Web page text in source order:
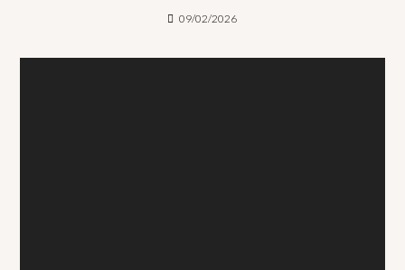
09/02/2026